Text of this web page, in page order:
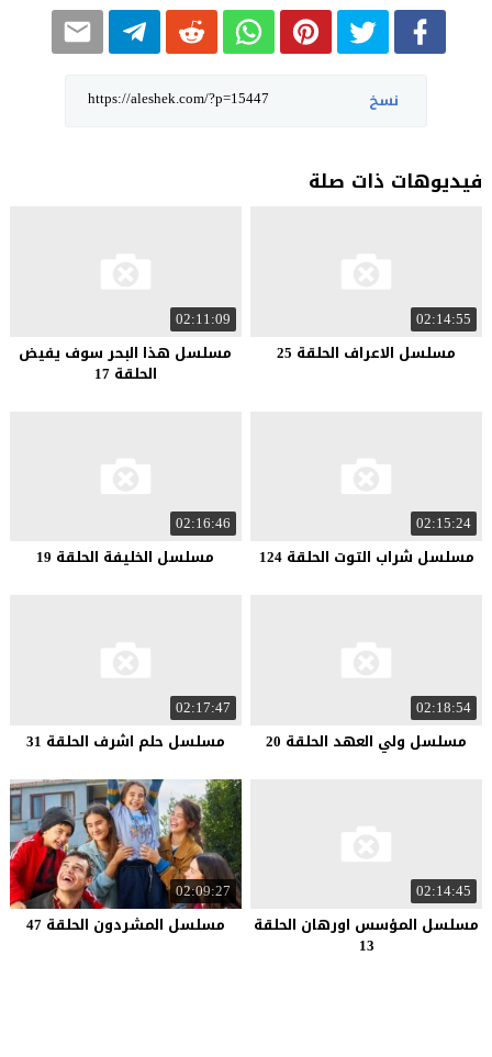
نسخ
فيديوهات ذات صلة
02:14:55
مسلسل الاعراف الحلقة 25
02:11:09
مسلسل هذا البحر سوف يفيض
الحلقة 17
02:15:24
مسلسل شراب التوت الحلقة 124
02:16:46
مسلسل الخليفة الحلقة 19
02:18:54
مسلسل ولي العهد الحلقة 20
02:17:47
مسلسل حلم اشرف الحلقة 31
02:14:45
مسلسل المؤسس اورهان الحلقة
13
02:09:27
مسلسل المشردون الحلقة 47